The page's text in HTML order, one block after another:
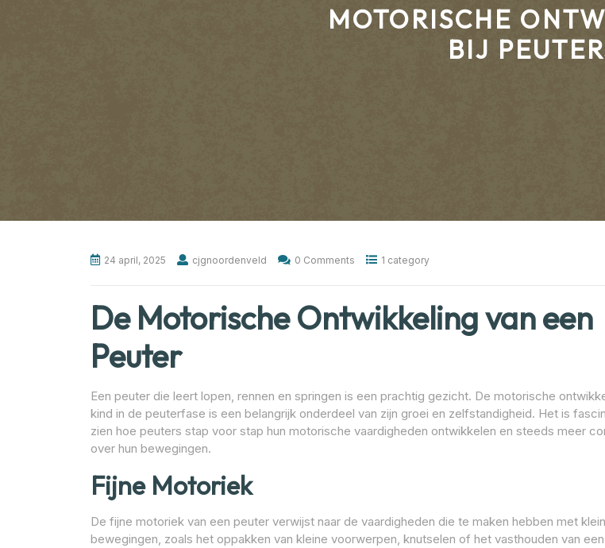
MOTORISCHE
BIJ
24 april, 2025 cjgnoordenveld 0 Comments 1 category
De Motorische Ontwikkeling van een
Peuter
Een peuter die leert lopen, rennen en springen is een prachtig gezicht. De motorische
kind in de peuterfase is een belangrijk onderdeel van zijn groei en zelfstandigheid. Het is
zien hoe peuters stap voor stap hun motorische vaardigheden ontwikkelen en steeds meer
over hun bewegingen.
Fijne Motoriek
De fijne motoriek van een peuter verwijst naar de vaardigheden die te maken hebben met
bewegingen, zoals het oppakken van kleine voorwerpen, knutselen of het vasthouden van